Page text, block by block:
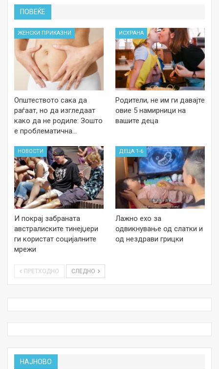
ПОВЕЌЕ
ЖЕНСКИ ПРИКАЗНИ
Општеството сака да
раѓаат, но да изгледаат
како да не родиле: Зошто
е проблематична…
ИСХРАНА
Родители, не им ги давајте
овие 5 намирници на
вашите деца
НОВОСТИ
И покрај забраната
австралиските тинејџери
ги користат социјалните
мрежи
ДЕЦА 1-6
Лажно ехо за
одвикнување од слатки и
од нездрави грицки
ПРЕТХОДНО СЛЕДНО
НАЈНОВО